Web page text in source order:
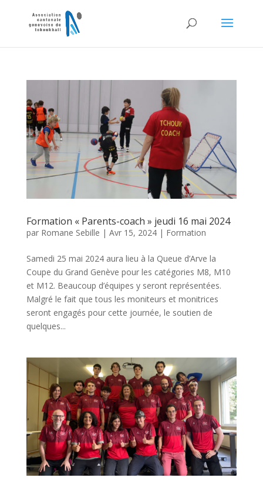
Formation « Parents-coach » jeudi 16 mai 2024
par Romane Sebille | Avr 15, 2024| Formation
Samedi 25 mai 2024 aura lieu à la Queue d’Arve la
Coupe du Grand Genève pour les catégories M8, M10
et M12. Beaucoup d’équipes y seront représentées.
Malgré le fait que tous les moniteurs et monitrices
seront engagés pour cette journée, le soutien de
quelques...